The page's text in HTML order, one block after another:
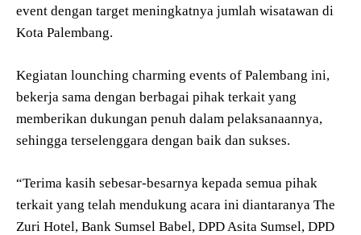
event dengan target meningkatnya jumlah wisatawan di
Kota Palembang.
Kegiatan lounching charming events of Palembang ini,
bekerja sama dengan berbagai pihak terkait yang
memberikan dukungan penuh dalam pelaksanaannya,
sehingga terselenggara dengan baik dan sukses.
“Terima kasih sebesar-besarnya kepada semua pihak
terkait yang telah mendukung acara ini diantaranya The
Zuri Hotel, Bank Sumsel Babel, DPD Asita Sumsel, DPD